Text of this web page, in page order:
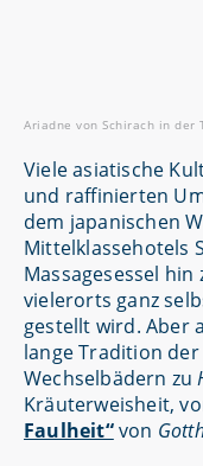
Ariadne von Schirach in der
Viele asiatische
und raffinierten
dem japanischen
Mittelklassehotels
Massagesessel
vielerorts ganz
gestellt wird. Aber
lange Tradition
Wechselbädern zu
Kräuterweisheit,
Faulheit“von